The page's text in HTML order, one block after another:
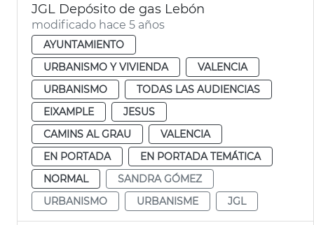
JGL Depósito de gas Lebón
modificado hace 5 años
AYUNTAMIENTO
URBANISMO Y VIVIENDA
VALENCIA
URBANISMO
TODAS LAS AUDIENCIAS
EIXAMPLE
JESUS
CAMINS AL GRAU
VALENCIA
EN PORTADA
EN PORTADA TEMÁTICA
NORMAL
SANDRA GÓMEZ
URBANISMO
URBANISME JGL